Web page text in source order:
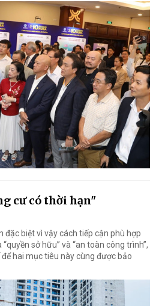
cư có thời hạn"
đặc biệt vì vậy cách tiếp cận phù hợp
sở hữu” và “an toàn công trình”,
hai mục tiêu này cùng được bảo